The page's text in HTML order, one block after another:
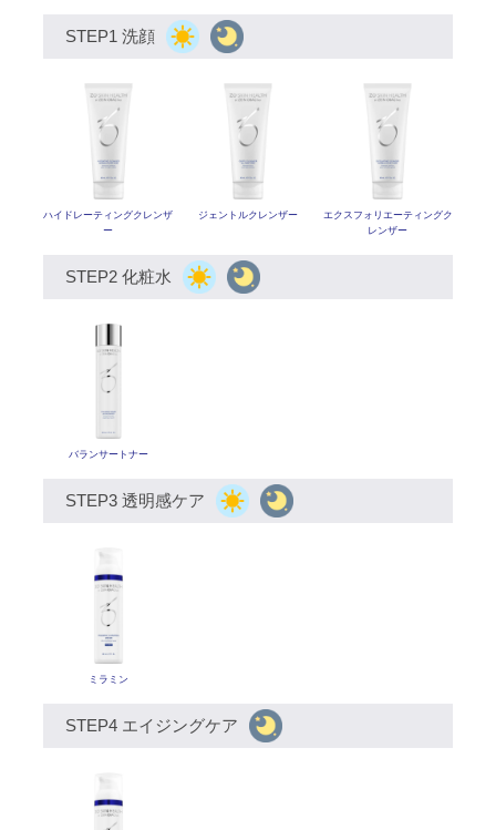
STEP1 洗顔
ハイドレーティングクレンザ
ー
ジェントルクレンザー エクスフォリエーティングク
レンザー
STEP2 化粧水
バランサートナー
STEP3 透明感ケア
ミラミン
STEP4 エイジングケア